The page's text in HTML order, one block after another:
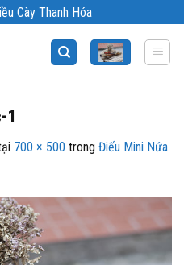
Cày Thanh Hóa
1
700 × 500 trong Điếu Mini Nứa